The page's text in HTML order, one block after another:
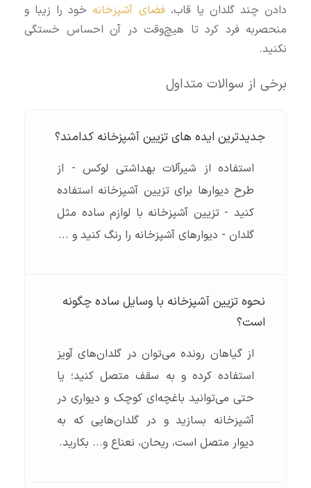
دادن چند گلدان یا قاب،فضای آشپزخانه خود را زیبا و
منحصربه‌ فرد کرد تا هیچ‌وقت در آن احساس خستگی
نکنید.
برخی از سوالات متداول
جدیدترین ایده‌ های تزیین آشپزخانه کدامند؟
استفاده از شیرآلات بهداشتی لوکس - از
طرح دیوارها برای تزیین آشپزخانه استفاده
کنید - تزیین آشپزخانه با لوازم ساده مثل
گلدان - دیوارهای آشپزخانه را رنگ کنید و ...
نحوه تزیین آشپزخانه با وسایل ساده چگونه
است؟
از گیاهان رونده می‌توان در گلدان‌های آویز
استفاده کرده و به سقف متصل کنید؛ یا
حتی می‌توانید باغچه‌ای کوچک و دیواری در
آشپزخانه بسازید و در گلدان‌هایی که به
دیوار متصل است، ریحان، نعناع و... بکارید.